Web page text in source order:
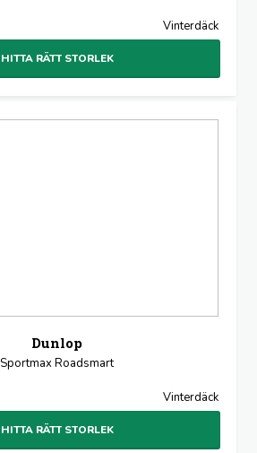
Vinterdäck
HITTA RÄTT STORLEK
Dunlop
Sportmax Roadsmart
Vinterdäck
HITTA RÄTT STORLEK